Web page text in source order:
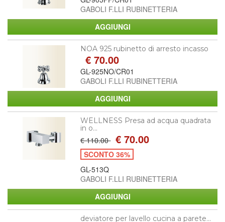
GABOLI F.LLI RUBINETTERIA
NOA 925 rubinetto di arresto incasso
€ 70.00
GL-925NO/CR01
GABOLI F.LLI RUBINETTERIA
WELLNESS Presa ad acqua quadrata
in o...
€ 110.00 € 70.00
SCONTO 36%
GL-513Q
GABOLI F.LLI RUBINETTERIA
deviatore per lavello cucina a parete...